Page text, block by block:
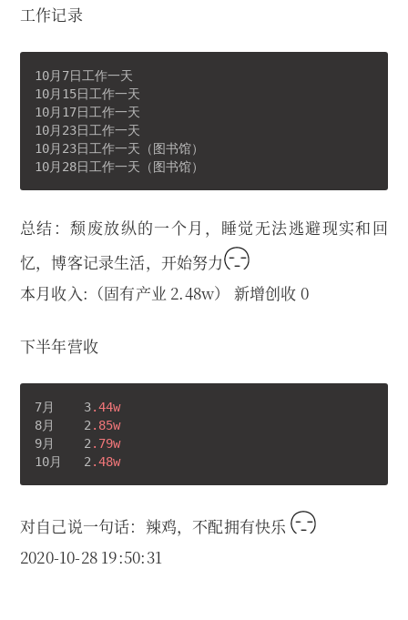
工作记录
10月7日工作一天
10月15日工作一天
10月17日工作一天
10月23日工作一天
10月23日工作一天（图书馆）
总结：颓废放纵的一个月，睡觉无法逃避现实和回
忆，博客记录生活，开始努力
本月收入:（固有产业 2.48w） 新增创收 0
下半年营收
7月    3.44w
8月    2 .85w
9月    2 .79w
10月   2 .48w
对自己说一句话：辣鸡，不配拥有快乐
2020-10-28 19:50:31